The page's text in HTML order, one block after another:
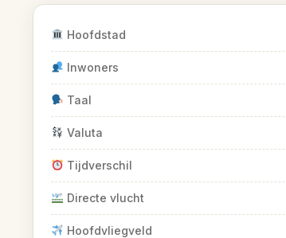
Hoofdstad
Inwoners
Taal
Valuta
Tijdverschil
Directe vlucht
Hoofdvliegveld